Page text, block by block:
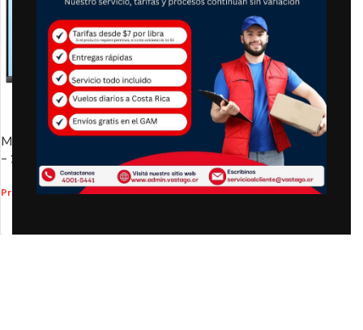
MONITOR Xiaomi A22i – 21.45″
– 1920 x 1080 (FHD)
Precio ₡39,900.00